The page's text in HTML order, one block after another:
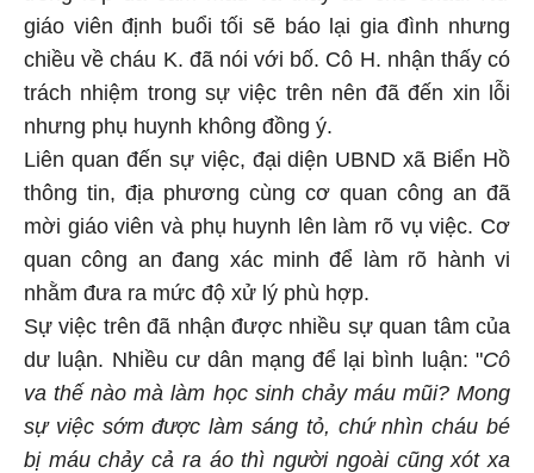
giáo viên định buổi tối sẽ báo lại gia đình nhưng
chiều về cháu K. đã nói với bố. Cô H. nhận thấy có
trách nhiệm trong sự việc trên nên đã đến xin lỗi
nhưng phụ huynh không đồng ý.
Liên quan đến sự việc, đại diện UBND xã Biển Hồ
thông tin, địa phương cùng cơ quan công an đã
mời giáo viên và phụ huynh lên làm rõ vụ việc. Cơ
quan công an đang xác minh để làm rõ hành vi
nhằm đưa ra mức độ xử lý phù hợp.
Sự việc trên đã nhận được nhiều sự quan tâm của
dư luận. Nhiều cư dân mạng để lại bình luận: "Cô
va thế nào mà làm học sinh chảy máu mũi? Mong
sự việc sớm được làm sáng tỏ, chứ nhìn cháu bé
bị máu chảy cả ra áo thì người ngoài cũng xót xa